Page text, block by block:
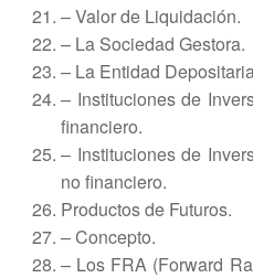
– Valor de Liquidación.
– La Sociedad Gestora.
– La Entidad
– Instituciones de
financiero.
– Instituciones de
no financiero.
Productos de Futuros.
– Concepto.
– Los FRA (Forward